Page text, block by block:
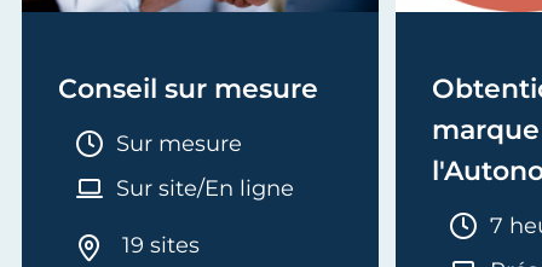
Conseil sur mesure
Durée :
Sur mesure
Sur site/En ligne
19 sites
7